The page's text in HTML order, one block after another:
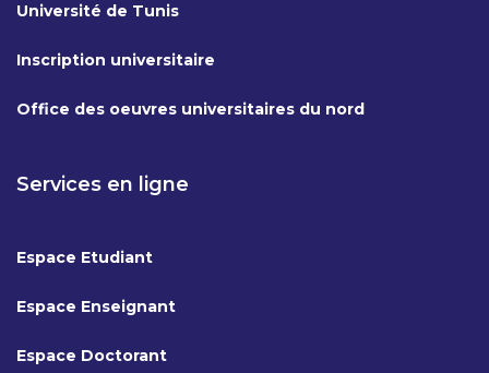
Université de Tunis
Inscription universitaire
Office des oeuvres universitaires du nord
Services en ligne
Espace Etudiant
Espace Enseignant
Espace Doctorant